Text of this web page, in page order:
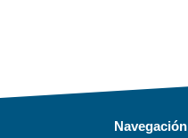
Navegación